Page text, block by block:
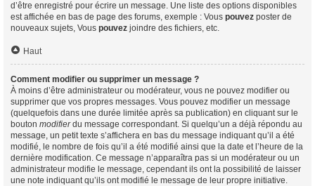
d’être enregistré pour écrire un message. Une liste des options disponibles
est affichée en bas de page des forums, exemple : Vous pouvez poster de
nouveaux sujets, Vous pouvez joindre des fichiers, etc.
Haut
Comment modifier ou supprimer un message ?
À moins d’être administrateur ou modérateur, vous ne pouvez modifier ou
supprimer que vos propres messages. Vous pouvez modifier un message
(quelquefois dans une durée limitée après sa publication) en cliquant sur le
bouton modifierdu message correspondant. Si quelqu’un a déjà répondu au
message, un petit texte s’affichera en bas du message indiquant qu’il a été
modifié, le nombre de fois qu’il a été modifié ainsi que la date et l’heure de la
dernière modification. Ce message n’apparaîtra pas si un modérateur ou un
administrateur modifie le message, cependant ils ont la possibilité de laisser
une note indiquant qu’ils ont modifié le message de leur propre initiative.